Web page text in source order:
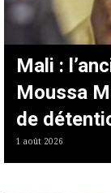
Mali :
Moussa
de
1 août 2026